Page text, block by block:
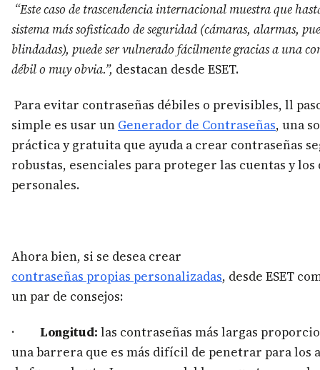
“Este caso de trascendencia internacional muestra que
sistema más sofisticado de seguridad (cámaras, alarmas,
blindadas), puede ser vulnerado fácilmente gracias a una
débil o muy obvia.”, destacan desde ESET.
Para evitar contraseñas débiles o previsibles, ll
simple es usar un Generador de Contraseñas, una
práctica y gratuita que ayuda a crear contraseñas
robustas, esenciales para proteger las cuentas y los
personales.
Ahora bien, si se desea crear
contraseñas propias personalizadas, desde ESET
un par de consejos:
· Longitud: las contraseñas más largas
una barrera que es más difícil de penetrar para los